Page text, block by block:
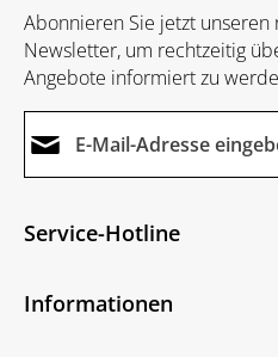
Abonnieren Sie jetzt
Newsletter, um rechtzeitig
Angebote informiert zu
Ich habe die
bin mit ihnen
Zeichen ein*
Die mit einem Stern (*)
Service-Hotline
Informationen